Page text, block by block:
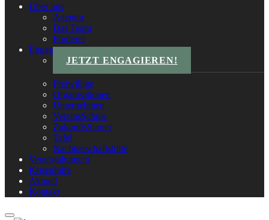
Über uns
Agentur
Das Team
Förderer
Engagements
JETZT ENGAGIEREN!
Freiwillige
Organisationen
Unternehmen
VereinsSchule
ZukunftsStarter
Tafel
Nachbarschaftshilfe
Veranstaltungen
Krisenhilfe
Aktuell
Kontakt